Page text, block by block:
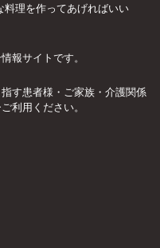
理を作ってあげればいい
報サイトです。
す患者様・ご家族・介護関係
利用ください。